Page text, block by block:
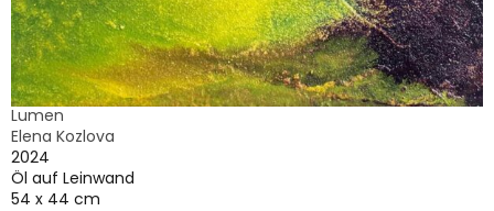
Lumen
Elena Kozlova
2024
Öl auf Leinwand
54 x 44 cm